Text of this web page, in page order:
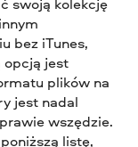
bez iTunes,
opcją jest
plików na
jest nadal
wszędzie.
listę,